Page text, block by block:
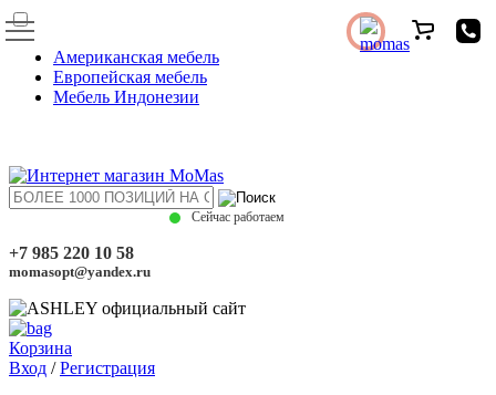
Американская мебель
Европейская мебель
Мебель Индонезии
Сейчас работаем
+7 985 220 10 58
momasopt@yandex.ru
Корзина
Вход /Регистрация